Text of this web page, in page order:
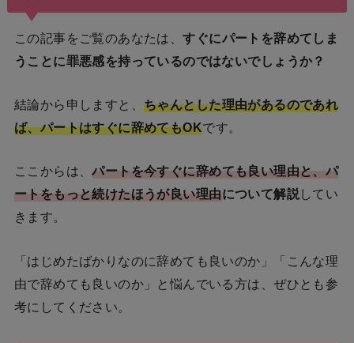
この記事をご覧のあなたは、すぐにパートを辞めてしま
うことに罪悪感を持っているのではないでしょうか？
結論から申しますと、ちゃんとした理由があるのであれ
ば、パートはすぐに辞めてもOKです。
ここからは、パートを今すぐに辞めても良い理由と、パ
ートをもっと続けたほうが良い理由について解説してい
きます。
「はじめたばかりなのに辞めても良いのか」「こんな理
由で辞めても良いのか」と悩んでいる方は、ぜひとも参
考にしてください。